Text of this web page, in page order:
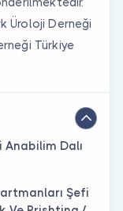
Üroloji Derneği
Türkiye
Dalı
Şefi̇